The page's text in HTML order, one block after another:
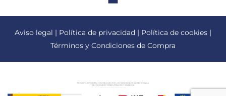
Aviso legal | Política de privacidad | Política de cookies |
Términos y Condiciones de Compra